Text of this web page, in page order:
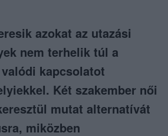
azokat az utazási
nem terhelik túl a
kapcsolatot
Két szakember női
mutat alternatívát
miközben